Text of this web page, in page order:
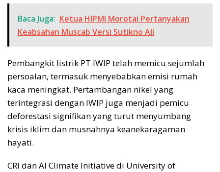
Baca Juga: Ketua HIPMI Morotai Pertanyakan
Keabsahan Muscab Versi Sutikno Ali
Pembangkit listrik PT IWIP telah memicu sejumlah
persoalan, termasuk menyebabkan emisi rumah
kaca meningkat. Pertambangan nikel yang
terintegrasi dengan IWIP juga menjadi pemicu
deforestasi signifikan yang turut menyumbang
krisis iklim dan musnahnya keanekaragaman
hayati.
CRI dan AI Climate Initiative di University of